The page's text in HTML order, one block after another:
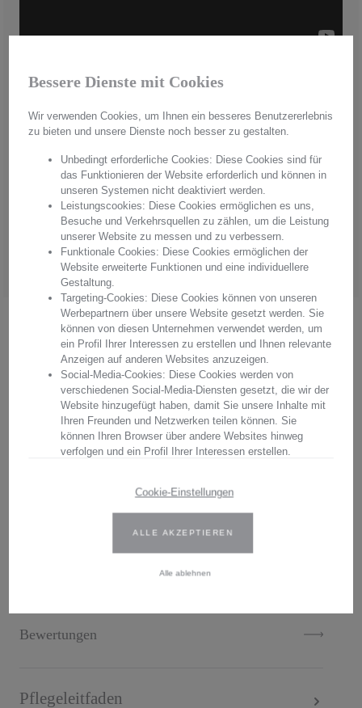
Handmade in Germany
Aus hochwertigstem Kristallglas werden in aufwendiger Handarbeit
"Made in Germany" einzigartige Unikate hergestellt. Mit jedem
Produkt erwerben Sie pures Handwerk in einer einzigartigen Qualität
und einem unvergleichbaren Glanz. Überzeugen Sie sich von
Arnstadt Kristall, überzeugen Sie sich von unserer Qualität.
Hersteller:
Arnstadt Kristall GmbH
Anschrift: Bierweg 27, 99310 Arnstadt, Thüringen, Deutschland
E-Mail: verkauf@arnstadtkristall-shop.de
Tel. 0049 (0) 3628 - 66 00 33
Beschreibung
Lassen Sie sich begeistern von den Krügen
aus der Kollektion Bloom Gold. Hier
erhalten Sie einen Premium Krug aus
Bewertungen
Pflegeleitfaden
Bessere Dienste mit Cookies
Wir verwenden Cookies, um Ihnen ein besseres Benutzererlebnis
zu bieten und unsere Dienste noch besser zu gestalten.
Unbedingt erforderliche Cookies: Diese Cookies sind für
das Funktionieren der Website erforderlich und können in
unseren Systemen nicht deaktiviert werden.
Leistungscookies: Diese Cookies ermöglichen es uns,
Besuche und Verkehrsquellen zu zählen, um die Leistung
unserer Website zu messen und zu verbessern.
Funktionale Cookies: Diese Cookies ermöglichen der
Website erweiterte Funktionen und eine individuellere
Gestaltung.
Targeting-Cookies: Diese Cookies können von unseren
Werbepartnern über unsere Website gesetzt werden. Sie
können von diesen Unternehmen verwendet werden, um
ein Profil Ihrer Interessen zu erstellen und Ihnen relevante
Anzeigen auf anderen Websites anzuzeigen.
Social-Media-Cookies: Diese Cookies werden von
verschiedenen Social-Media-Diensten gesetzt, die wir der
Website hinzugefügt haben, damit Sie unsere Inhalte mit
Ihren Freunden und Netzwerken teilen können. Sie
können Ihren Browser über andere Websites hinweg
verfolgen und ein Profil Ihrer Interessen erstellen.
Informationen finden Sie in unserer Datenschutzbestimmungen.
Geben Sie Ihre Zustimmung oder bearbeiten Sie die Cookie-
Einstellungen, um festzulegen, wie Ihre gesammelten Daten
verwendet werden können. Sie können Ihre Einwilligung jederzeit
Cookie-Einstellungen
Alle ablehnen
ALLE AKZEPTIEREN